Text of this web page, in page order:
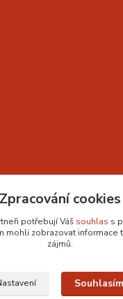
Zpracování cookies
potřebují Váš souhlas s
mohli zobrazovat informace
zájmů.
Souhlasím